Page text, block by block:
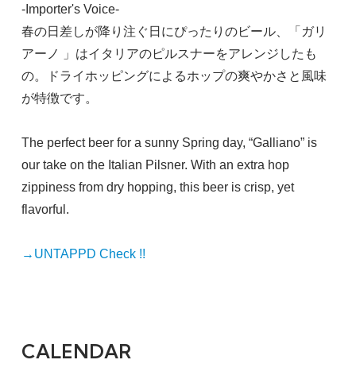
-Importer's Voice-
春の日差しが降り注ぐ日にぴったりのビール、「ガリ
アーノ 」はイタリアのピルスナーをアレンジしたも
の。ドライホッピングによるホップの爽やかさと風味
が特徴です。
The perfect beer for a sunny Spring day, “Galliano” is
our take on the Italian Pilsner. With an extra hop
zippiness from dry hopping, this beer is crisp, yet
flavorful.
→UNTAPPD Check !!
CALENDAR